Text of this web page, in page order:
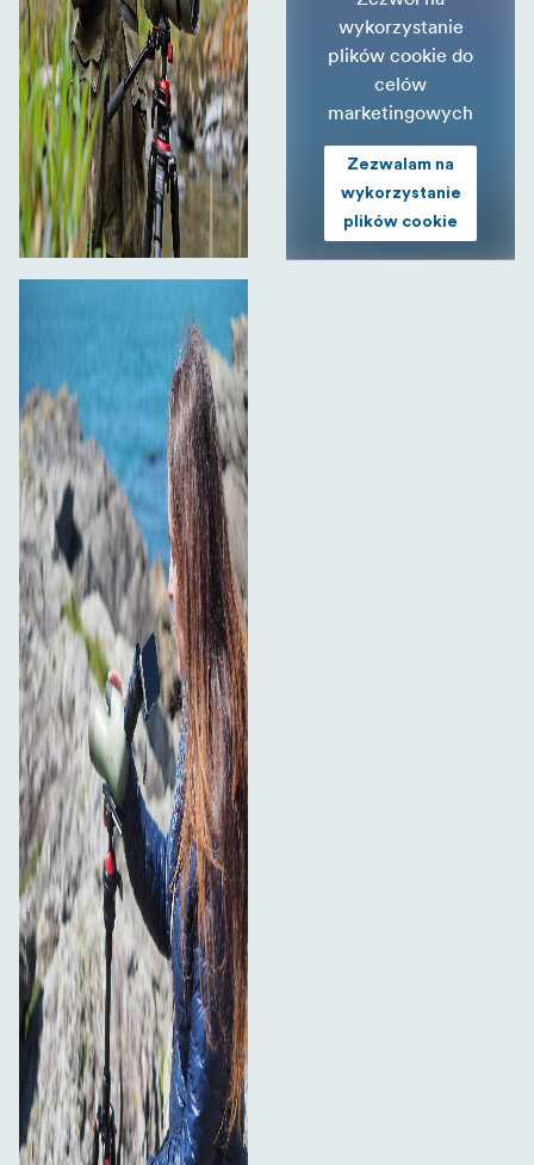
wykorzystanie
plików cookie do
celów
marketingowych
Zezwalam na
wykorzystanie
plików cookie